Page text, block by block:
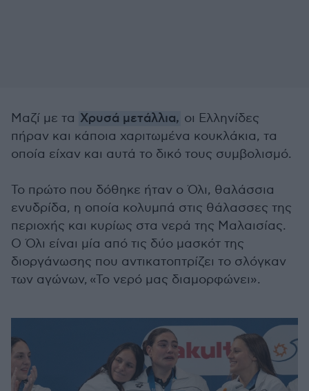
Μαζί με τα Χρυσά μετάλλια, οι Ελληνίδες
πήραν και κάποια χαριτωμένα κουκλάκια, τα
οποία είχαν και αυτά το δικό τους συμβολισμό.
Το πρώτο που δόθηκε ήταν ο Όλι, θαλάσσια
ενυδρίδα, η οποία κολυμπά στις θάλασσες της
περιοχής και κυρίως στα νερά της Μαλαισίας.
Ο Όλι είναι μία από τις δύο μασκότ της
διοργάνωσης που αντικατοπτρίζει το σλόγκαν
των αγώνων, «Το νερό μας διαμορφώνει».